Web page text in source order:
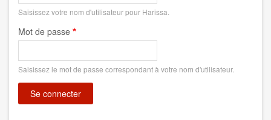
Saisissez votre nom d'utilisateur pour Harissa.
Mot de passe
Saisissez le mot de passe correspondant à votre nom d'utilisateur.